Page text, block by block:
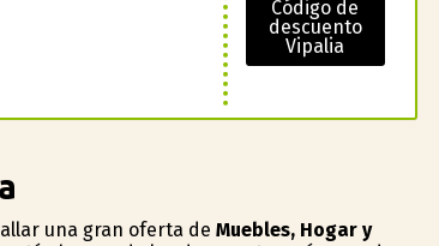
Código de
descuento
Vipalia
una gran oferta de Muebles, Hogar y